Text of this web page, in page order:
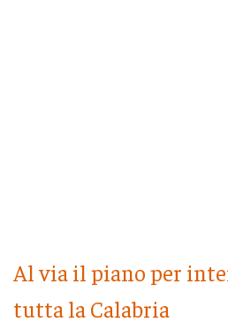
Al via il piano per
tutta la Calabria